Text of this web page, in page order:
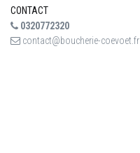
CONTACT
0320772320
contact@boucherie-coevoet.fr